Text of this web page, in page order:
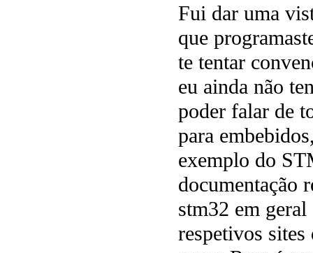
Fui dar uma
que
te tentar
eu ainda não
poder falar de
para
exemplo do
documentação
stm32 em
respetivos sites